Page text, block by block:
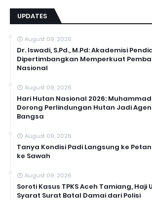
UPDATES
August 09, 2026
Dr. Iswadi, S.Pd., M.Pd: Akademisi
Dipertimbangkan Memperkuat
Nasional
August 09, 2026
Hari Hutan Nasional 2026:
Dorong Perlindungan Hutan Jadi
Bangsa
August 09, 2026
Tanya Kondisi Padi Langsung ke
ke Sawah
August 09, 2026
Soroti Kasus TPKS Aceh Tamiang,
Syarat Surat Batal Damai dari Polisi